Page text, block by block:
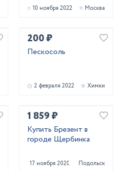
10 ноября 2022 Москва
200 ₽
Пескосоль
2 февраля 2022 Химки
1 859 ₽
Купить Брезент в
городе Щербинка
17 ноября 2020 Подольск